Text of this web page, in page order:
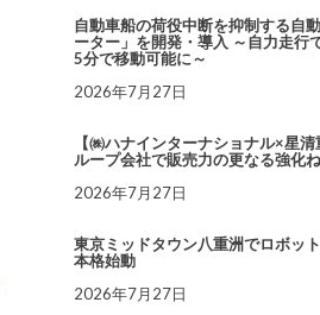
自動車船の荷役中断を抑制する自
ーター」を開発・導入 ～自力走行
5分で移動可能に～
2026年7月27日
【㈱ハナインターナショナル×星
ループ会社で販売力の更なる強化
2026年7月27日
東京ミッドタウン八重洲でロボッ
本格始動
2026年7月27日